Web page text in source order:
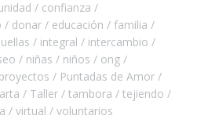
confianza
donar educación
familia
integral
intercambio
niñas niños
ong
proyectos
Puntadas de Amor
Taller tambora
tejiendo
virtual voluntarios